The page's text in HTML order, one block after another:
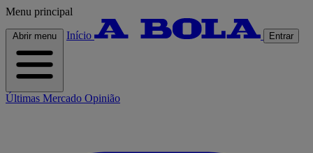
Menu principal
Abrir menu Início Entrar
Últimas Mercado Opinião